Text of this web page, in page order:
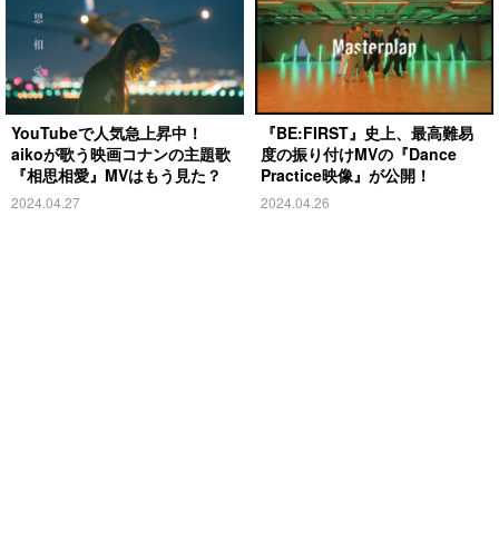
YouTubeで人気急上昇中！
aikoが歌う映画コナンの主題歌
『相思相愛』MVはもう見た？
2024.04.27
『BE:FIRST』史上、最高難易
度の振り付けMVの『Dance
Practice映像』が公開！
2024.04.26